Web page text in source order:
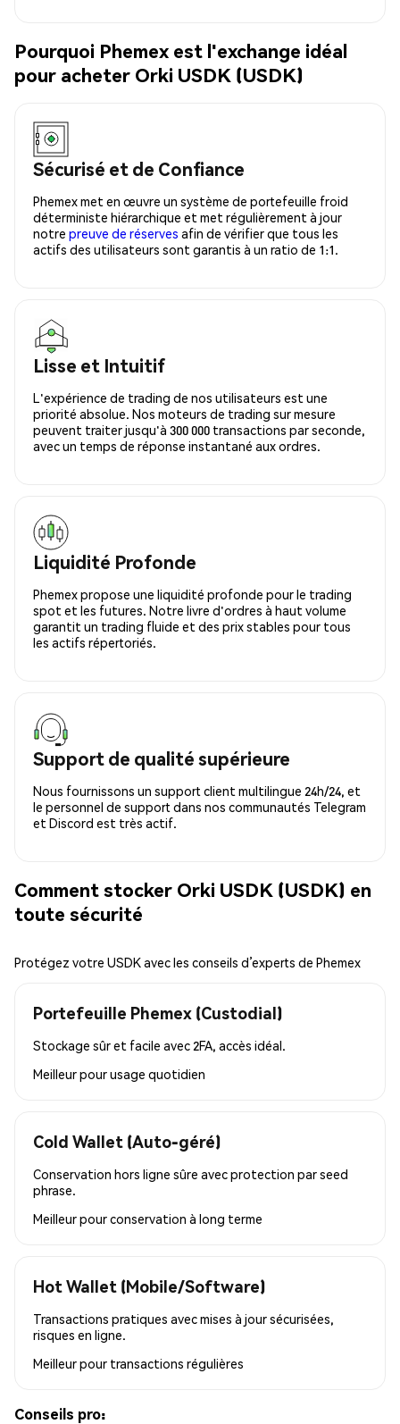
Pourquoi Phemex est l'exchange idéal
pour acheter Orki USDK (USDK)
Sécurisé et de Confiance
Phemex met en œuvre un système de portefeuille froid
déterministe hiérarchique et met régulièrement à jour
notre preuve de réserves afin de vérifier que tous les
actifs des utilisateurs sont garantis à un ratio de 1:1.
Lisse et Intuitif
L'expérience de trading de nos utilisateurs est une
priorité absolue. Nos moteurs de trading sur mesure
peuvent traiter jusqu'à 300 000 transactions par seconde,
avec un temps de réponse instantané aux ordres.
Liquidité Profonde
Phemex propose une liquidité profonde pour le trading
spot et les futures. Notre livre d'ordres à haut volume
garantit un trading fluide et des prix stables pour tous
les actifs répertoriés.
Support de qualité supérieure
Nous fournissons un support client multilingue 24h/24, et
le personnel de support dans nos communautés Telegram
et Discord est très actif.
Comment stocker Orki USDK (USDK) en
toute sécurité
Protégez votre USDK avec les conseils d’experts de Phemex
Portefeuille Phemex (Custodial)
Stockage sûr et facile avec 2FA, accès idéal.
Meilleur pourusage quotidien
Cold Wallet (Auto-géré)
Conservation hors ligne sûre avec protection par seed
phrase.
Meilleur pourconservation à long terme
Hot Wallet (Mobile/Software)
Transactions pratiques avec mises à jour sécurisées,
risques en ligne.
Meilleur pour transactions régulières
Conseils pro: